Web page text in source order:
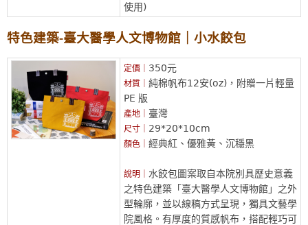
使用)
特色建築-臺大醫學人文博物館｜小水餃包
定價｜ 350元
材質｜ 純棉帆布12安(oz)，附贈一片輕量
PE 版
產地｜ 臺灣
尺寸｜ 29*20*10cm
顏色｜ 經典紅、優雅黃、沉穩黑
說明｜ 水餃包圖案取自本院別具歷史意義
之特色建築「臺大醫學人文博物館」之外
型輪廓，並以線稿方式呈現，獨具文藝學
院風格。有厚度的質感帆布，搭配輕巧可